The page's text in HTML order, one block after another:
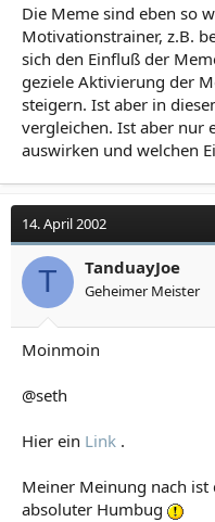
Die Meme sind eben so
Motivationstrainer, z.B.
sich den Einfluß der
geziele Aktivierung der
steigern. Ist aber in
vergleichen. Ist aber nur
auswirken und welchen
14. April 2002
T TanduayJoe
Geheimer Meister
Moinmoin
@seth
Hier ein Link .
Meiner Meinung nach ist
absoluter Humbug